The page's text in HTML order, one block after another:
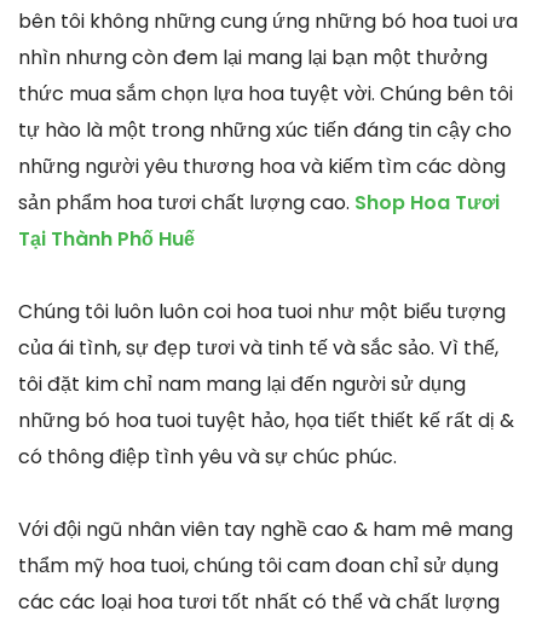
bên tôi không những cung ứng những bó hoa tuoi ưa
nhìn nhưng còn đem lại mang lại bạn một thưởng
thức mua sắm chọn lựa hoa tuyệt vời. Chúng bên tôi
tự hào là một trong những xúc tiến đáng tin cậy cho
những người yêu thương hoa và kiếm tìm các dòng
sản phẩm hoa tươi chất lượng cao. Shop Hoa Tươi
Tại Thành Phố Huế
Chúng tôi luôn luôn coi hoa tuoi như một biểu tượng
của ái tình, sự đẹp tươi và tinh tế và sắc sảo. Vì thế,
tôi đặt kim chỉ nam mang lại đến người sử dụng
những bó hoa tuoi tuyệt hảo, họa tiết thiết kế rất dị &
có thông điệp tình yêu và sự chúc phúc.
Với đội ngũ nhân viên tay nghề cao & ham mê mang
thẩm mỹ hoa tuoi, chúng tôi cam đoan chỉ sử dụng
các các loại hoa tươi tốt nhất có thể và chất lượng